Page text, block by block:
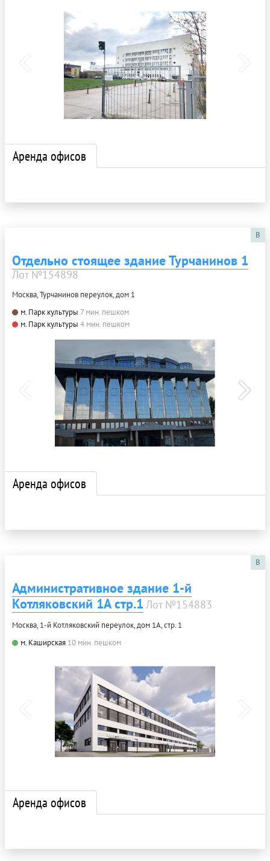
Аренда офисов
B
Отдельно стоящее здание Турчанинов 1
Лот №154898
Москва, Турчанинов переулок, дом 1
м. Парк культуры 7 мин. пешком
м. Парк культуры 4 мин. пешком
Аренда офисов
B
Административное здание 1-й
Котляковский 1А стр.1 Лот №154883
Москва, 1-й Котляковский переулок, дом 1А, стр. 1
м. Каширская 10 мин. пешком
Аренда офисов